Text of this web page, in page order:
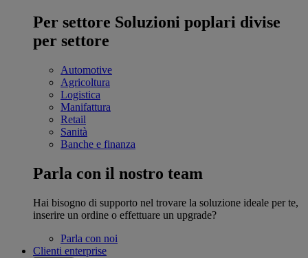
Per settore Soluzioni poplari divise
per settore
Automotive
Agricoltura
Logistica
Manifattura
Retail
Sanità
Banche e finanza
Parla con il nostro team
Hai bisogno di supporto nel trovare la soluzione ideale per te,
inserire un ordine o effettuare un upgrade?
Parla con noi
Clienti enterprise